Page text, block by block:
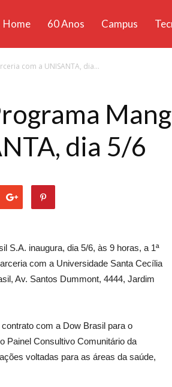
Home 60 Anos Campus
com a UNISANTA, dia...
dia 5/6
S.A. inaugura, dia 5/6, às 9 horas, a 1ª
com a Universidade Santa Cecília
Av. Santos Dummont, 4444, Jardim
com a Dow Brasil para o
Painel Consultivo Comunitário da
voltadas para as áreas da saúde,